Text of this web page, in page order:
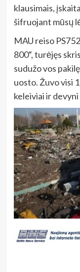
klausimais,
šifruojant mūsų
MAU reiso
800“, turėjęs
sudužo vos
uosto. Žuvo visi
keleiviai ir